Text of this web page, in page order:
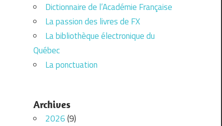
Dictionnaire de l’Académie Française
La passion des livres de FX
La bibliothèque électronique du
Québec
La ponctuation
Archives
2026(9)